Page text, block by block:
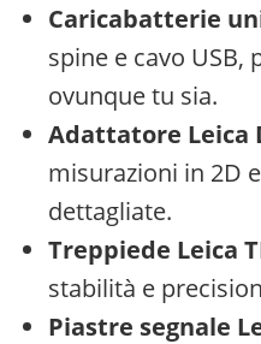
Caricabatterie
spine e cavo USB,
ovunque tu sia.
Adattatore Leica
misurazioni in 2D
dettagliate.
Treppiede Leica
stabilità e
Piastre segnale